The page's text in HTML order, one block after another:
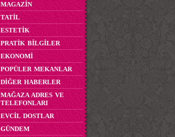
MAGAZİN
TATİL
ESTETİK
PRATİK BİLGİLER
EKONOMİ
POPÜLER MEKANLAR
DİĞER HABERLER
MAĞAZA ADRES VE
TELEFONLARI
EVCİL DOSTLAR
GÜNDEM